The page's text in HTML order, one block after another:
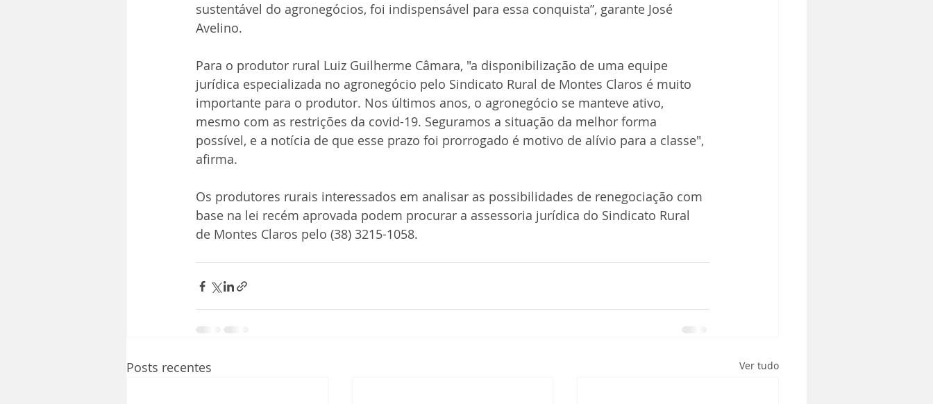
sustentável do agronegócios, foi indispensável para essa conquista”, garante José
Avelino.
Para o produtor rural Luiz Guilherme Câmara, "a disponibilização de uma equipe
jurídica especializada no agronegócio pelo Sindicato Rural de Montes Claros é muito
importante para o produtor. Nos últimos anos, o agronegócio se manteve ativo,
mesmo com as restrições da covid-19. Seguramos a situação da melhor forma
possível, e a notícia de que esse prazo foi prorrogado é motivo de alívio para a classe",
afirma.
Os produtores rurais interessados em analisar as possibilidades de renegociação com
base na lei recém aprovada podem procurar a assessoria jurídica do Sindicato Rural
de Montes Claros pelo (38) 3215-1058.
Posts recentes Ver tudo